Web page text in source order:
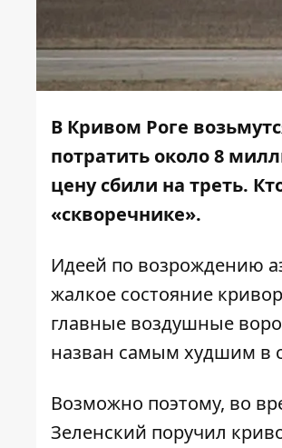
В Кривом Роге
потратить около 8
цену сбили на треть.
«скворечнике».
Идеей по возрождению
жалкое состояние
главные воздушные
назван самым худшим в
Возможно поэтому, во
Зеленский поручил